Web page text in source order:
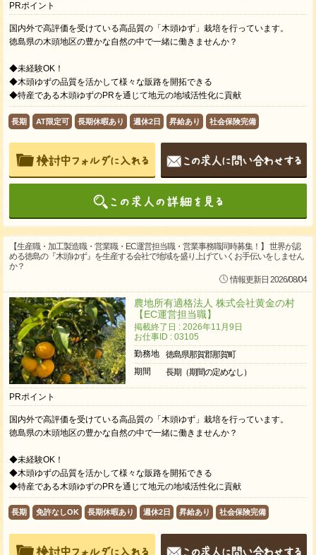
PRポイント
国内外で高評価を受けている高品質の「木頭ゆず」栽培を行っています。
徳島県の木頭地区の豊かな自然の中で一緒に働きませんか？
◆未経験OK！
◆木頭ゆずの品質を活かして様々な販路を開拓できる
◆特産である木頭ゆずのPRを通じて地元の地域活性化に貢献
長期 AT限定可 長期休暇あり 週休2日 昇給あり 社会保険完備
【生産職・加工製造職・営業職・EC運営担当職・営業事務職同時募集！】 世界が認
める徳島の『木頭ゆず』を生産する会社で地域を盛り上げていくお手伝いをしません
か？
情報更新日 2026/08/04
農地所有適格法人 株式会社黄金の村
【EC運営担当職】
掲載終了日 : 2026年11月9日
お仕事ID : 03105
勤務地
徳島県那賀郡那賀町
期間
長期（期間の定めなし）
PRポイント
国内外で高評価を受けている高品質の「木頭ゆず」栽培を行っています。
徳島県の木頭地区の豊かな自然の中で一緒に働きませんか？
◆未経験OK！
◆木頭ゆずの品質を活かして様々な販路を開拓できる
◆特産である木頭ゆずのPRを通じて地元の地域活性化に貢献
長期 免許なしOK 長期休暇あり 週休2日 昇給あり 社会保険完備